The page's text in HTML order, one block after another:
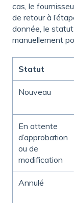
cas, le
de retour à
donnée, le
manuellement
Statut
Nouveau
En attente
d’approbation
ou de
modification
Annulé